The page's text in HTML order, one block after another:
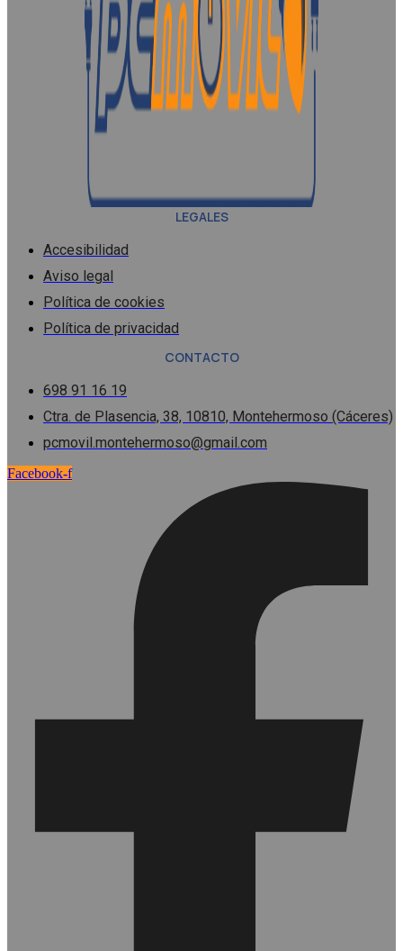
LEGALES
Accesibilidad
Aviso legal
Política de cookies
Política de privacidad
CONTACTO
698 91 16 19
Ctra. de Plasencia, 38, 10810, Montehermoso (Cáceres)
pcmovil.montehermoso@gmail.com
Facebook-f